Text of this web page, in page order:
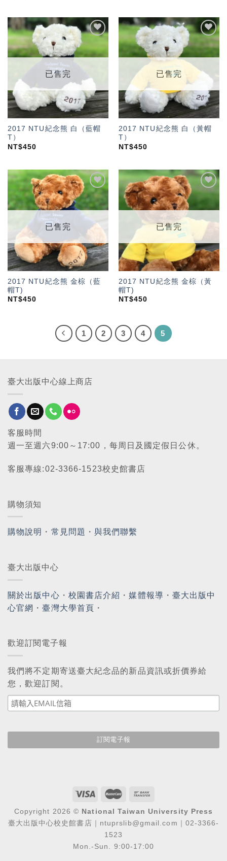
「願
望輕
已售完
2017 NTU紀念熊 白（藍帽
T）
NT$450
加入
「願
望輕
已售完
2017 NTU紀念熊 白（黃帽
T）
NT$450
加入
「願
望輕
已售完
2017 NTU紀念熊 金棕（藍
帽T)
NT$450
望輕
已售完
2017 NTU紀念熊 金棕（黃
帽T)
NT$450
1 2 3 4 5
臺大出版中心線上商店
客服時間
週一至週六9:00～17:00，每周日及國定假日公休。
客服專線:02-3366-1523校史館書店
購物須知
購物說明 ・ 常見問題 ・與我們聯繫
臺大出版中心
關於出版中心 ・ 校園書店介紹 ・媒體報導 ・ 臺大出版中
心官網 ・臺灣大學首頁 ・
歡迎訂閱電子報
我們將不定期寄送臺大紀念品的新品資訊或折價券給
您，歡迎訂閱。
Copyright 2026 © National Taiwan University Press
臺大出版中心校史館書店｜ntuprslib@gmail.com｜02-3366-
1523
Mon.-Sun. 9:00-17:00